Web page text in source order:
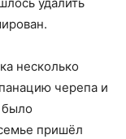
несколько
черепа и
пришёл